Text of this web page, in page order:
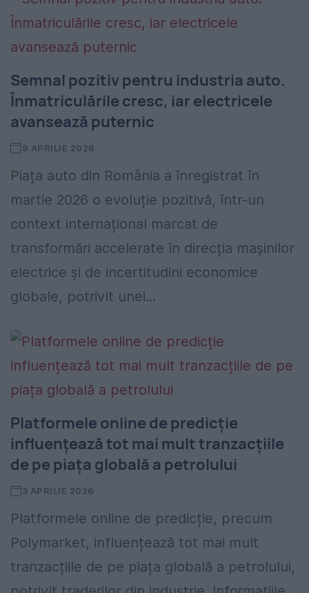
Semnal pozitiv pentru industria auto.
Înmatriculările cresc, iar electricele
avansează puternic
9 APRILIE 2026
Piața auto din România a înregistrat în
martie 2026 o evoluție pozitivă, într-un
context internațional marcat de
transformări accelerate în direcția mașinilor
electrice și de incertitudini economice
globale, potrivit unei...
Platformele online de predicție
influențează tot mai mult tranzacțiile
de pe piața globală a petrolului
3 APRILIE 2026
Platformele online de predicție, precum
Polymarket, influențează tot mai mult
tranzacțiile de pe piața globală a petrolului,